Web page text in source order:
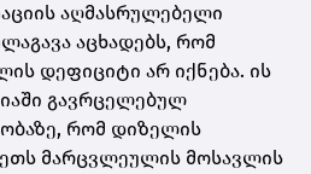
აღმასრულებელი
აცხადებს, რომ
დეფიციტი არ იქნება. ის
გავრცელებულ
რომ დიზელის
მარცვლეულის მოსავლის